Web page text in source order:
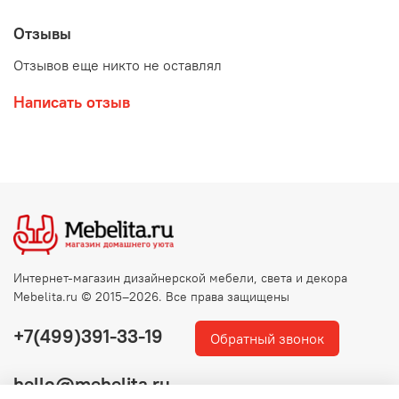
Отзывы
Отзывов еще никто не оставлял
Написать отзыв
+7(499)391-33-19 Обратный звонок
hello@mebelita.ru
Интернет-магазин дизайнерской мебели, света и декора
Mebelita.ru © 2015–2026. Все права защищены